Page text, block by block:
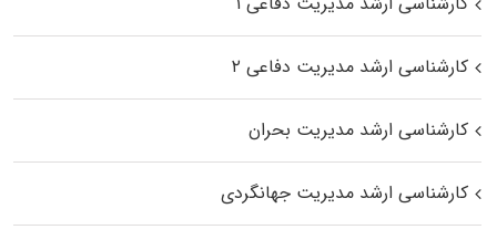
کارشناسی ارشد مدیریت دفاعی ۲
کارشناسی ارشد مدیریت بحران
کارشناسی ارشد مدیریت جهانگردی